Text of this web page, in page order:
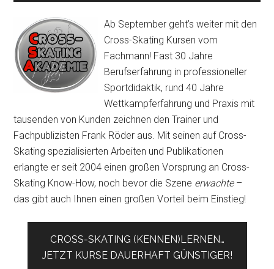
Ab September geht’s weiter mit den
Cross-Skating Kursen vom
Fachmann! Fast 30 Jahre
Berufserfahrung in professioneller
Sportdidaktik, rund 40 Jahre
Wettkampferfahrung und Praxis mit
tausenden von Kunden zeichnen den Trainer und
Fachpublizisten Frank Röder aus. Mit seinen auf Cross-
Skating spezialisierten Arbeiten und Publikationen
erlangte er seit 2004 einen großen Vorsprung an Cross-
Skating Know-How, noch bevor die Szene erwachte–
das gibt auch Ihnen einen großen Vorteil beim Einstieg!
CROSS-SKATING (KENNEN)LERNEN…
JETZT KURSE DAUERHAFT GÜNSTIGER!